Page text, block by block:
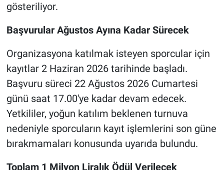
gösteriliyor.
Başvurular Ağustos Ayına Kadar Sürecek
Organizasyona katılmak isteyen sporcular için
kayıtlar 2 Haziran 2026 tarihinde başladı.
Başvuru süreci 22 Ağustos 2026 Cumartesi
günü saat 17.00'ye kadar devam edecek.
Yetkililer, yoğun katılım beklenen turnuva
nedeniyle sporcuların kayıt işlemlerini son güne
bırakmamaları konusunda uyarıda bulundu.
Toplam 1 Milyon Liralık Ödül Verilecek